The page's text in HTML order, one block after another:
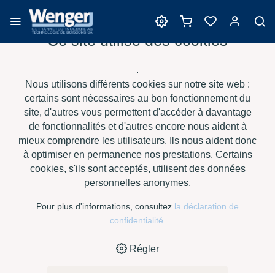
HOME › E-SHOP › VIN › BARRIQUES › SAURY BARRIQUES -
ACACIA 225 L - XT AC › IMMERSION M
Ce site utilise des cookies
.
Nous utilisons différents cookies sur notre site web :
certains sont nécessaires au bon fonctionnement du
site, d'autres vous permettent d'accéder à davantage
de fonctionnalités et d'autres encore nous aident à
mieux comprendre les utilisateurs. Ils nous aident donc
à optimiser en permanence nos prestations. Certains
cookies, s'ils sont acceptés, utilisent des données
personnelles anonymes.
Pour plus d'informations, consultez la déclaration de
confidentialité
Régler